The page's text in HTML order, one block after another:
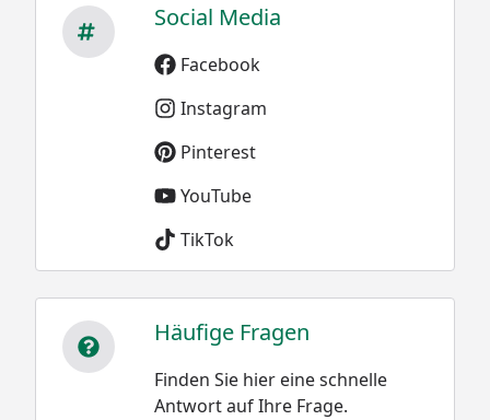
Social Media
Facebook
Instagram
Pinterest
YouTube
TikTok
Häufige Fragen
Finden Sie hier eine schnelle
Antwort auf Ihre Frage.